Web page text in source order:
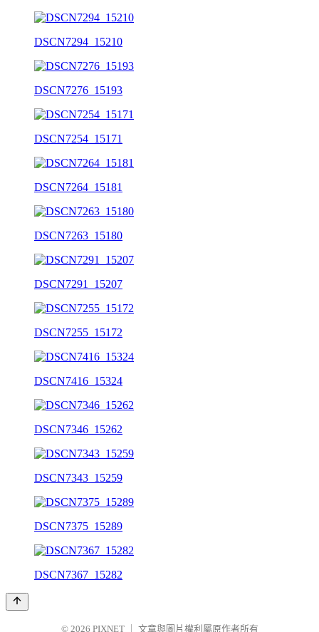
DSCN7294_15210
DSCN7276_15193
DSCN7254_15171
DSCN7264_15181
DSCN7263_15180
DSCN7291_15207
DSCN7255_15172
DSCN7416_15324
DSCN7346_15262
DSCN7343_15259
DSCN7375_15289
DSCN7367_15282
© 2026 PIXNET 文章與圖片權利屬原作者所有